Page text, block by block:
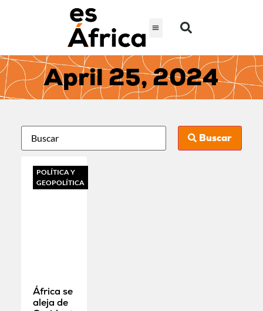
April 25, 2024
Buscar
POLÍTICA Y
GEOPOLÍTICA
África se
aleja de